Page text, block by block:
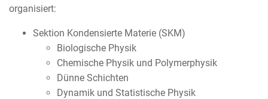
organisiert:
Sektion Kondensierte Materie (SKM)
Biologische Physik
Chemische Physik und Polymerphysik
Dünne Schichten
Dynamik und Statistische Physik